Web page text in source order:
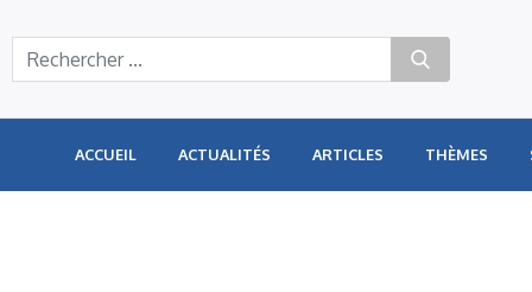
ACCUEIL ACTUALITÉS ARTICLES THÈMES